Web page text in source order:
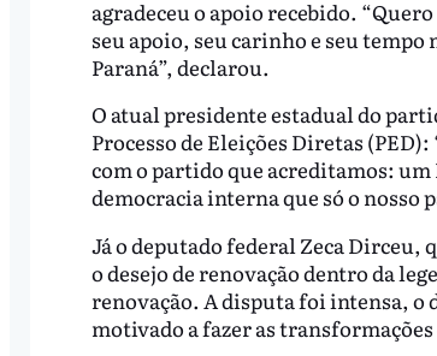
agradeceu o apoio recebido.
seu apoio, seu carinho e seu
Paraná”, declarou.
O atual presidente estadual do
Processo de Eleições Diretas
com o partido que acreditamos: um
democracia interna que só o nosso
Já o deputado federal Zeca
o desejo de renovação dentro da
renovação. A disputa foi intensa, o
motivado a fazer as